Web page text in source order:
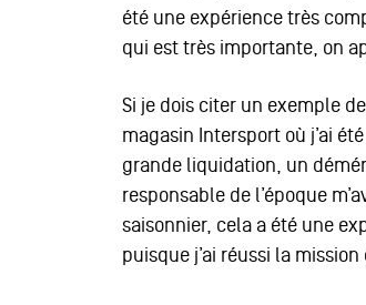
été une expérience très
qui est très importante, on
Si je dois citer un exemple
magasin Intersport où j’ai
grande liquidation, un
responsable de l’époque
saisonnier, cela a été une
puisque j’ai réussi la mission